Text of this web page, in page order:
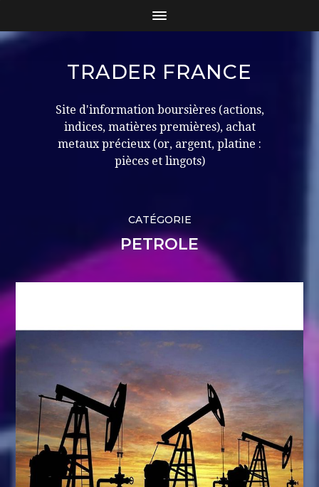
TRADER FRANCE
Site d'information boursières (actions,
indices, matières premières), achat
metaux précieux (or, argent, platine :
pièces et lingots)
CATÉGORIE
PETROLE